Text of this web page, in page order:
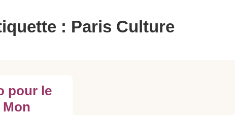
: Paris Culture
pour le
Mon